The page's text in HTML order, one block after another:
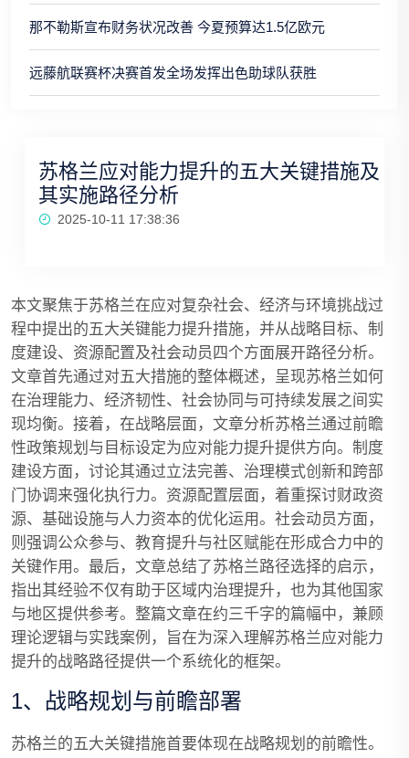
那不勒斯宣布财务状况改善 今夏预算达1.5亿欧元
远藤航联赛杯决赛首发全场发挥出色助球队获胜
苏格兰应对能力提升的五大关键措施及
其实施路径分析
2025-10-11 17:38:36
本文聚焦于苏格兰在应对复杂社会、经济与环境挑战过
程中提出的五大关键能力提升措施，并从战略目标、制
度建设、资源配置及社会动员四个方面展开路径分析。
文章首先通过对五大措施的整体概述，呈现苏格兰如何
在治理能力、经济韧性、社会协同与可持续发展之间实
现均衡。接着，在战略层面，文章分析苏格兰通过前瞻
性政策规划与目标设定为应对能力提升提供方向。制度
建设方面，讨论其通过立法完善、治理模式创新和跨部
门协调来强化执行力。资源配置层面，着重探讨财政资
源、基础设施与人力资本的优化运用。社会动员方面，
则强调公众参与、教育提升与社区赋能在形成合力中的
关键作用。最后，文章总结了苏格兰路径选择的启示，
指出其经验不仅有助于区域内治理提升，也为其他国家
与地区提供参考。整篇文章在约三千字的篇幅中，兼顾
理论逻辑与实践案例，旨在为深入理解苏格兰应对能力
提升的战略路径提供一个系统化的框架。
1、战略规划与前瞻部署
苏格兰的五大关键措施首要体现在战略规划的前瞻性。